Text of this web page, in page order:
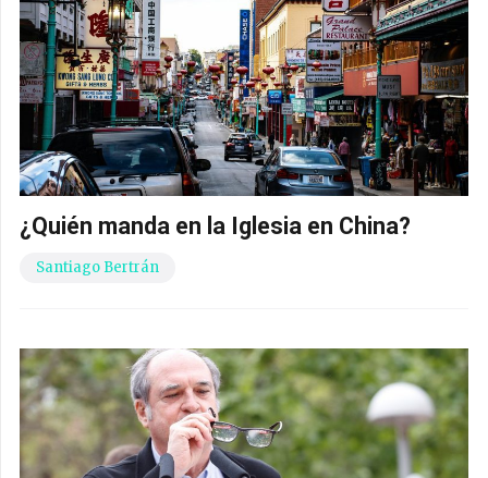
¿Quién manda en la Iglesia en China?
Santiago Bertrán